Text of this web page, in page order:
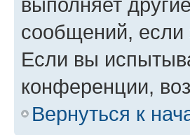
сообщений, если
Если вы
конференции,
Вернуться к